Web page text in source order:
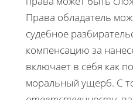
Права обладатель
судебное
компенсацию за
включает в себя как
моральный ущерб. С